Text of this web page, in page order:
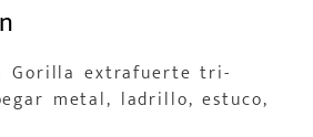
Gorilla extrafuerte tri-
metal, ladrillo, estuco,